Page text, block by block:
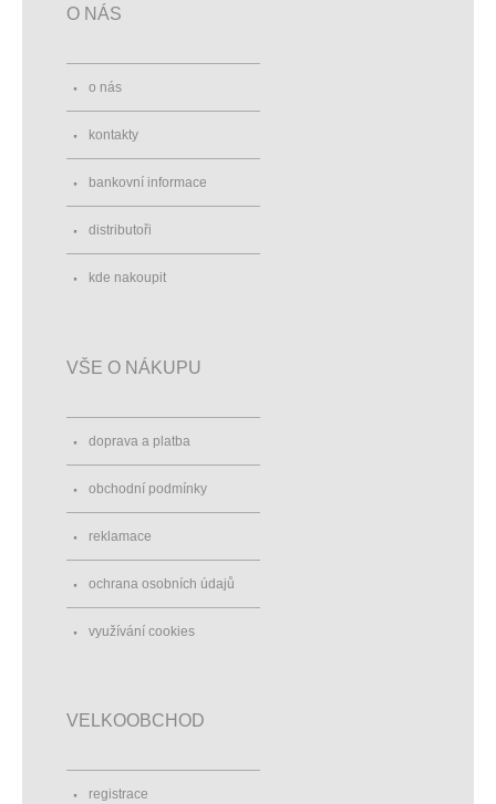
O NÁS
o nás
kontakty
bankovní informace
distributoři
kde nakoupit
VŠE O NÁKUPU
doprava a platba
obchodní podmínky
reklamace
ochrana osobních údajů
využívání cookies
VELKOOBCHOD
registrace